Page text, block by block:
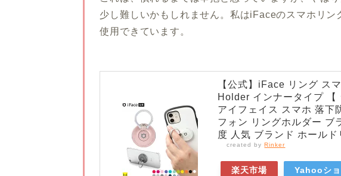
少し難しいかもしれません。私はiFaceのスマホリン
使用できています。
【公式】iFace リング ス
Holder インナータイプ 【
アイフェイス スマホ 落下
フォン リングホルダー ブ
度 人気 ブランド ホールド
created byRinker
楽天市場 Yahooシ